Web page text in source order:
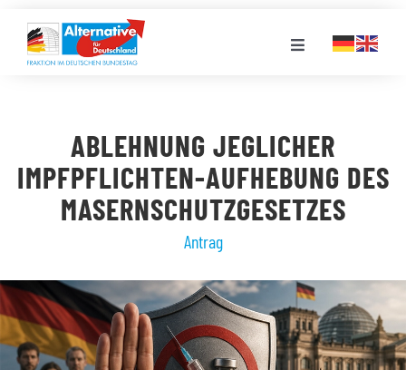
Inhalt
springen
Toggle
LANDESGRUPPEN
VERANSTALTUNGEN
PRESSE
STELLENPORTAL
ABLEHNUNG JEGLICHER
IMPFPFLICHTEN-AUFHEBUNG DES
MASERNSCHUTZGESETZES
Antrag